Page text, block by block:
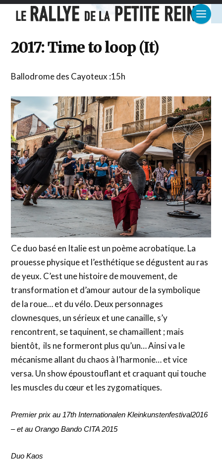
2017: Time to loop (It)
Ballodrome des Cayoteux :15h
Ce duo basé en Italie est un poème acrobatique. La
prouesse physique et l’esthétique se dégustent au ras
de yeux. C’est une histoire de mouvement, de
transformation et d’amour autour de la symbolique
de la roue… et du vélo. Deux personnages
clownesques, un sérieux et une canaille, s’y
rencontrent, se taquinent, se chamaillent ; mais
bientôt, ils ne formeront plus qu’un… Ainsi va le
mécanisme allant du chaos à l’harmonie… et vice
versa. Un show époustouflant et craquant qui touche
les muscles du cœur et les zygomatiques.
Premier prix au 17th Internationalen Kleinkunstenfestival2016
– et au Orango Bando CITA 2015
Duo Kaos